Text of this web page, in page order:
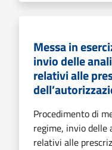
Messa in
invio delle
relativi alle
Procedimento di
regime, invio
relativi alle